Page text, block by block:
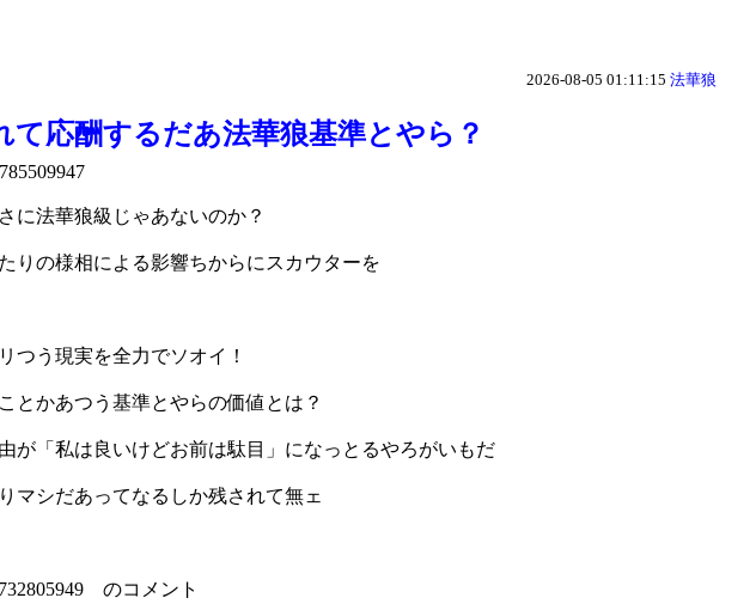
2026-08-05 01:11:15 法華狼
応酬するだあ法華狼基準とやら？
に法華狼級じゃあないのか？
りの様相による影響ちからにスカウターを
つう現実を全力でソオイ！
とかあつう基準とやらの価値とは？
が「私は良いけどお前は駄目」になっとるやろがいもだ
マシだあってなるしか残されて無ェ
のコメント